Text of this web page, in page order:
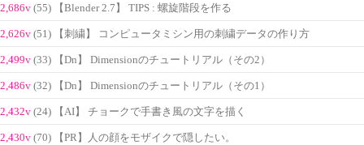
2,686v (55) 【Blender 2.7】 TIPS : 螺旋階段を作る
2,626v (51) 【刺繍】 コンピュータミシン用の刺繍データの作り方
2,499v (33) 【Dn】 Dimensionのチュートリアル（その2）
2,486v (32) 【Dn】 Dimensionのチュートリアル（その1）
2,432v (24) 【AI】 チョークで手書き風の文字を描く
2,430v (70) 【PR】人の顔をモザイクで隠したい。